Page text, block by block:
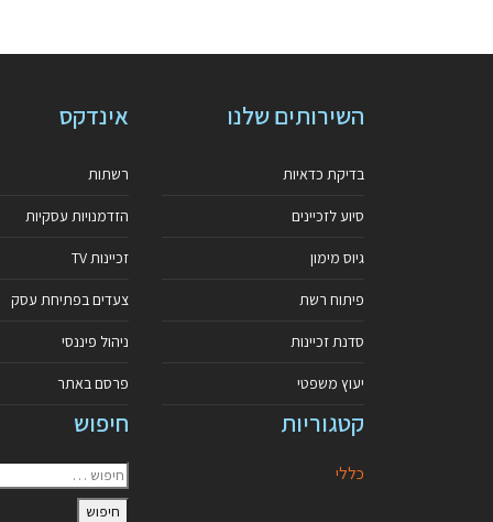
השירותים שלנו
בדיקת כדאיות
סיוע לזכיינים
גיוס מימון
פיתוח רשת
סדנת זכיינות
יעוץ משפטי
אינדקס
רשתות
הזדמנויות עסקיות
זכיינות TV
צעדים בפתיחת עסק
ניהול פיננסי
פרסם באתר
קטגוריות
כללי
חיפוש